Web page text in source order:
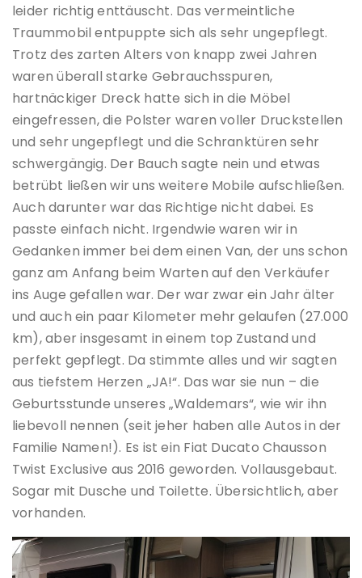
leider richtig enttäuscht. Das vermeintliche
Traummobil entpuppte sich als sehr ungepflegt.
Trotz des zarten Alters von knapp zwei Jahren
waren überall starke Gebrauchsspuren,
hartnäckiger Dreck hatte sich in die Möbel
eingefressen, die Polster waren voller Druckstellen
und sehr ungepflegt und die Schranktüren sehr
schwergängig. Der Bauch sagte nein und etwas
betrübt ließen wir uns weitere Mobile aufschließen.
Auch darunter war das Richtige nicht dabei. Es
passte einfach nicht. Irgendwie waren wir in
Gedanken immer bei dem einen Van, der uns schon
ganz am Anfang beim Warten auf den Verkäufer
ins Auge gefallen war. Der war zwar ein Jahr älter
und auch ein paar Kilometer mehr gelaufen (27.000
km), aber insgesamt in einem top Zustand und
perfekt gepflegt. Da stimmte alles und wir sagten
aus tiefstem Herzen „JA!“. Das war sie nun – die
Geburtsstunde unseres „Waldemars“, wie wir ihn
liebevoll nennen (seit jeher haben alle Autos in der
Familie Namen!). Es ist ein Fiat Ducato Chausson
Twist Exclusive aus 2016 geworden. Vollausgebaut.
Sogar mit Dusche und Toilette. Übersichtlich, aber
vorhanden.